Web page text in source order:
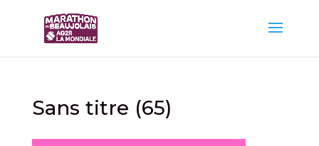
Sans titre (65)